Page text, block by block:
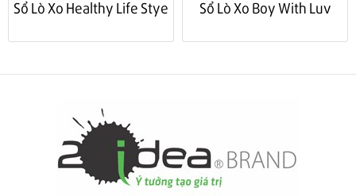
Sổ Lò Xo Healthy Life Stye Sổ Lò Xo Boy With Luv